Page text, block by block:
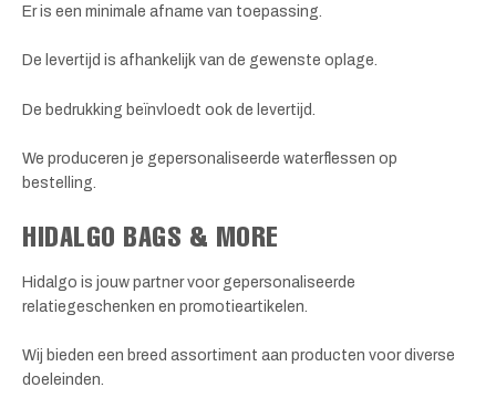
Er is een minimale afname van toepassing.
De levertijd is afhankelijk van de gewenste oplage.
De bedrukking beïnvloedt ook de levertijd.
We produceren je gepersonaliseerde waterflessen op
bestelling.
HIDALGO BAGS & MORE
Hidalgo is jouw partner voor gepersonaliseerde
relatiegeschenken en promotieartikelen.
Wij bieden een breed assortiment aan producten voor diverse
doeleinden.